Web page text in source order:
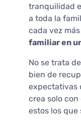
tranquilidad
a toda la
cada vez
familiar en
No se trata
bien de
expectativas
crea solo
estos los